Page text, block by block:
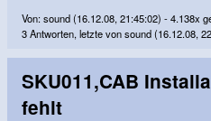
Von: sound (16.12.08, 21:45:02) - 4.138x
3 Antworten, letzte von sound (16.12.08,
SKU011,CAB
fehlt